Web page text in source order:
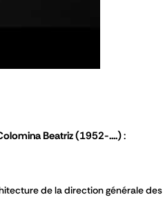
Beatriz(1952-....)
de la direction générale des